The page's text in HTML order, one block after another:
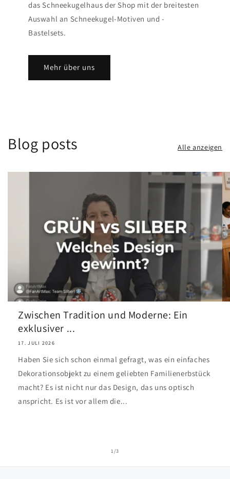
das Schneekugelhaus der Shop mit der breitesten
Auswahl an Schneekugel-Motiven und -
Bastelsets.
Mehr über uns
Blog posts Alle anzeigen
Zwischen Tradition und Moderne: Ein
exklusiver ...
17. JULI 2026
Haben Sie sich schon einmal gefragt, was ein einfaches
Dekorationsobjekt zu einem geliebten Familienerbstück
macht? Es ist nicht nur das Design, das uns optisch
anspricht. Es ist vor allem die...
1/von
3